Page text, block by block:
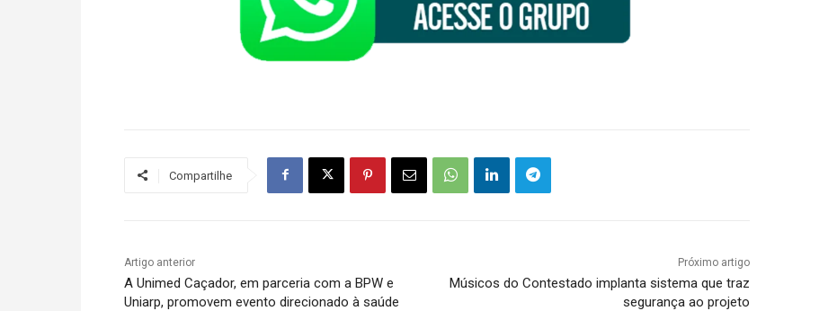
Compartilhe
Artigo anterior
A Unimed Caçador, em parceria com a BPW e
Uniarp, promovem evento direcionado à saúde
Próximo artigo
Músicos do Contestado implanta sistema que traz
segurança ao projeto